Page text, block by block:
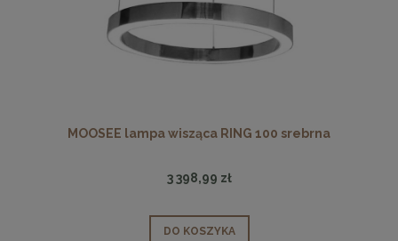
MOOSEE lampa wisząca RING 100 srebrna
3 398,99 zł
DO KOSZYKA